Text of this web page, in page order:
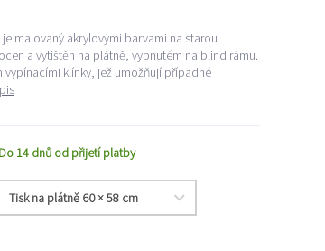
malovaný akrylovými barvami na starou
a vytištěn na plátně, vypnutém na blind rámu.
klínky, jež umožňují případné
Do 14 dnů od přijetí platby